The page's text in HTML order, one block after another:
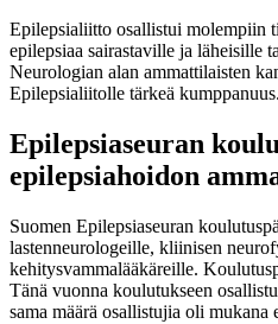
Epilepsialiitto osallistui molempiin
epilepsiaa sairastaville ja läheisille
Neurologian alan ammattilaisten
Epilepsialiitolle tärkeä kumppanuus.
Epilepsiaseuran
epilepsiahoidon
Suomen Epilepsiaseuran
lastenneurologeille, kliinisen
kehitysvammalääkäreille.
Tänä vuonna koulutukseen
sama määrä osallistujia oli mukana